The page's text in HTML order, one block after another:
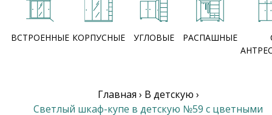
ВСТРОЕННЫЕ КОРПУСНЫЕ УГЛОВЫЕ РАСПАШНЫЕ
Главная › В детскую ›
Светлый шкаф-купе в детскую №59 с цветными